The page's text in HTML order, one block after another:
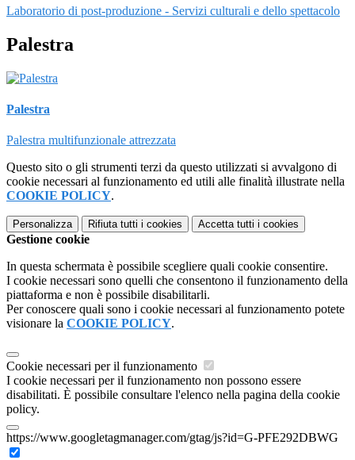
Laboratorio di post-produzione - Servizi culturali e dello spettacolo
Palestra
Palestra
Palestra multifunzionale attrezzata
Questo sito o gli strumenti terzi da questo utilizzati si avvalgono di
cookie necessari al funzionamento ed utili alle finalità illustrate nella
COOKIE POLICY.
Personalizza Rifiuta tutti i cookies Accetta tutti i cookies
Gestione cookie
In questa schermata è possibile scegliere quali cookie consentire.
I cookie necessari sono quelli che consentono il funzionamento della
piattaforma e non è possibile disabilitarli.
Per conoscere quali sono i cookie necessari al funzionamento potete
visionare la COOKIE POLICY.
Cookie necessari per il funzionamento
I cookie necessari per il funzionamento non possono essere
disabilitati. È possibile consultare l'elenco nella pagina della cookie
policy.
https://www.googletagmanager.com/gtag/js?id=G-PFE292DBWG